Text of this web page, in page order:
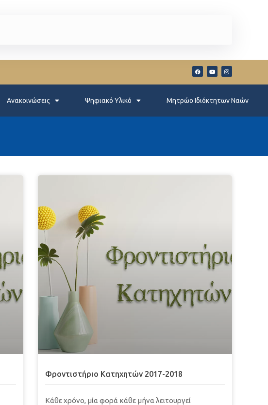
Ανακοινώσεις Ψηφιακό Υλικό Μητρώο Ιδιόκτητων Ναών
Φροντιστήριο Κατηχητών 2017-2018
Κάθε χρόνο, μία φορά κάθε μήνα λειτουργεί